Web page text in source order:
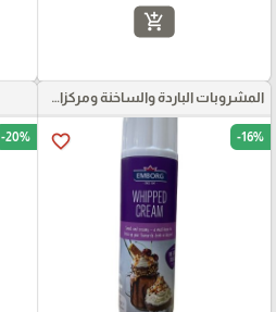
add_shopping_cart
المشروبات الباردة والساخنة ومركزات الموهيتو
favorite_border -16%
-20%